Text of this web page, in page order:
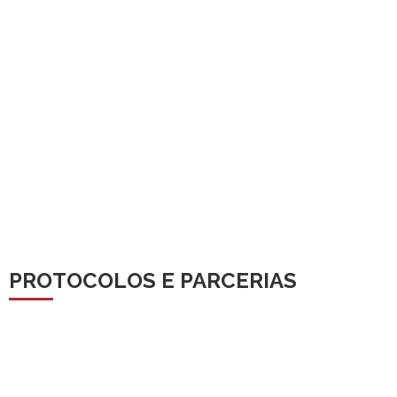
PROTOCOLOS E PARCERIAS